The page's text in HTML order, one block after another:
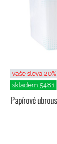
vaše sleva 20%
skladem 5481
Papírové